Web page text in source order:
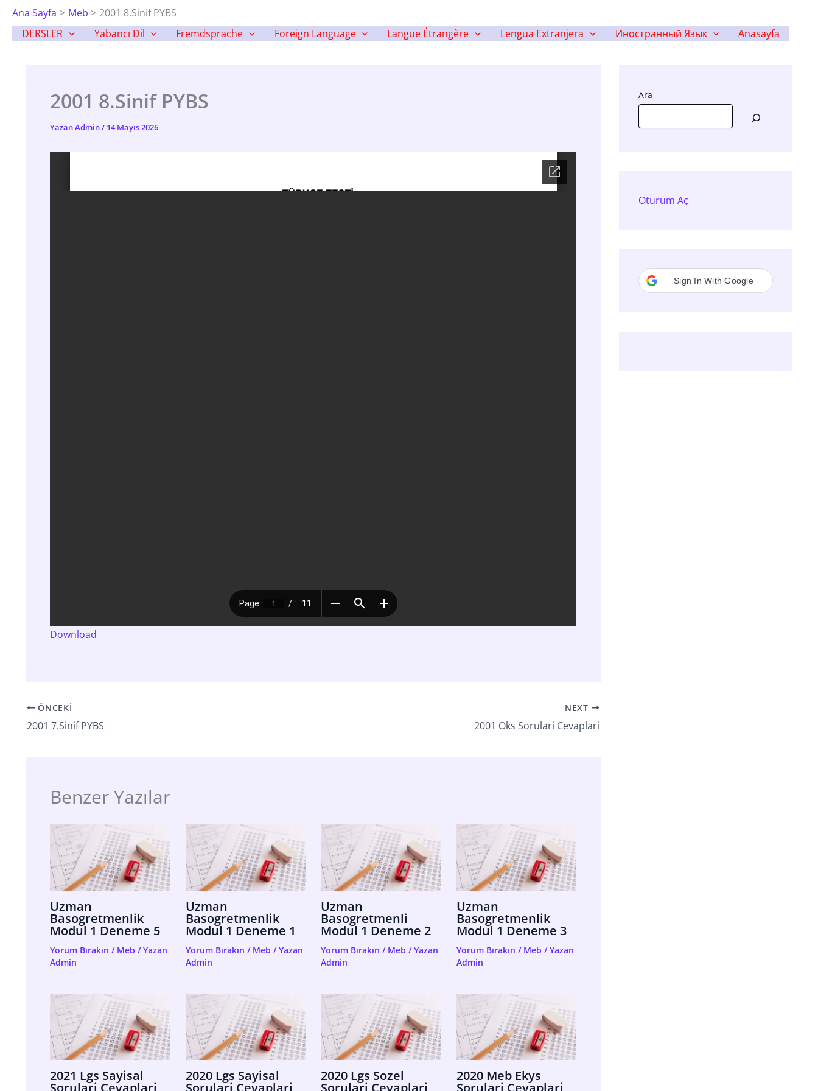
İçeriğe
Atla
DERSLER Yabancı Dil Fremdsprache Foreign Language Langue Étrangère Lengua Extranjera Иностранный Язык Anasayfa
Ana Sayfa Meb 2001 8.Sinif PYBS
2001 8.Sinif PYBS
YazanAdmin/ 14 Mayıs 2026
Download
ÖNCEKI
2001 7.Sinif PYBS
NEXT
2001 Oks Sorulari Cevaplari
Benzer Yazılar
Uzman
Basogretmenlik
Modul 1 Deneme 5
Yorum Bırakın / Meb / Yazan
Admin
Uzman
Basogretmenlik
Modul 1 Deneme 1
Yorum Bırakın / Meb / Yazan
Admin
Uzman
Basogretmenli
Modul 1 Deneme 2
Yorum Bırakın / Meb / Yazan
Admin
Uzman
Basogretmenlik
Modul 1 Deneme 3
Yorum Bırakın / Meb / Yazan
Admin
2021 Lgs Sayisal 2020 Lgs Sayisal 2020 Lgs Sozel 2020 Meb Ekys
Ara
Oturum Aç
Sign In With Google